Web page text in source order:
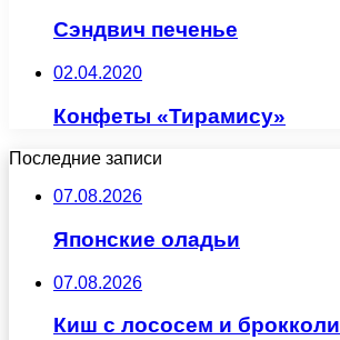
Сэндвич печенье
02.04.2020
Конфеты «Тирамису»
Последние записи
07.08.2026
Японские оладьи
07.08.2026
Киш с лососем и брокколи